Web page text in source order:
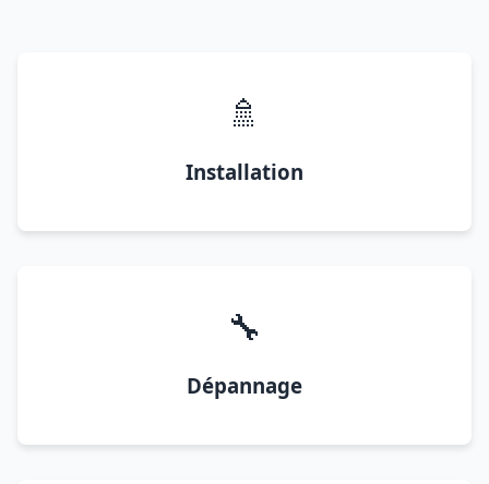
🚿
Installation
🔧
Dépannage